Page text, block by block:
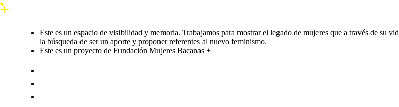
Este es un espacio de visibilidad y memoria. Trabajamos para mostrar el legado de mujeres que a través de su
la búsqueda de ser un aporte y proponer referentes al nuevo feminismo.
Este es un proyecto de Fundación Mujeres Bacanas +